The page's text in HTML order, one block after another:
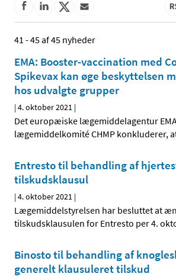
41 - 45 af 45 nyheder
EMA: Booster-vaccination med
Spikevax kan øge beskyttelsen
hos udvalgte grupper
|4. oktober 2021 |
Det europæiske lægemiddelagentur
lægemiddelkomité CHMP konkluderer,
Entresto til behandling af
tilskudsklausul
|4. oktober 2021 |
Lægemiddelstyrelsen har besluttet at
tilskudsklausulen for Entresto per 4.
Binosto til behandling af
generelt klausuleret tilskud